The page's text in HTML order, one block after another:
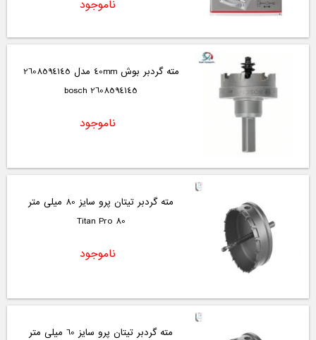
ناموجود
مته گردبر بوش 40mm مدل 2608594145
2608594145 bosch
ناموجود
مته گردبر تیتان پرو سایز 80 میلی متر
Titan Pro 80
ناموجود
مته گردبر تیتان پرو سایز 60 میلی متر